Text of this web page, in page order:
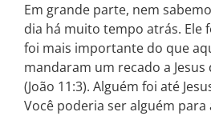
Em grande parte, nem
dia há muito tempo atrás. Ele
foi mais importante do que
mandaram um recado a Jesus
(João 11:3). Alguém foi até
Você poderia ser alguém para